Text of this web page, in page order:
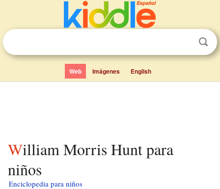
Web Imágenes English
William Morris Hunt para
niños
Enciclopedia para niños